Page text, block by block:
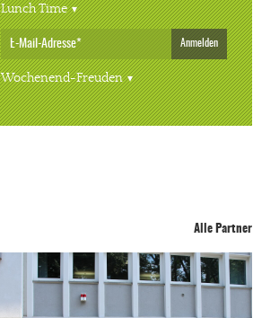
Lunch Time
Anmelden
Wochenend-Freuden
Alle Partner